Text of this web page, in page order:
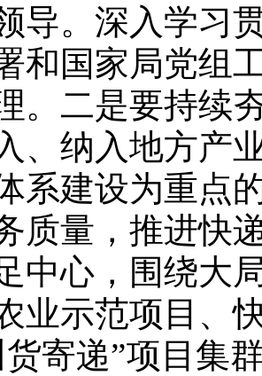
导。深入学习
和国家局党组
。二是要持续
、纳入地方产
系建设为重点
质量，推进快
中心，围绕大
业示范项目、
货寄递”项目集